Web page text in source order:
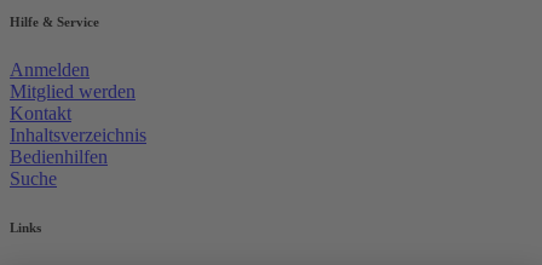
Hilfe & Service
Anmelden
Mitglied werden
Kontakt
Inhaltsverzeichnis
Bedienhilfen
Suche
Links